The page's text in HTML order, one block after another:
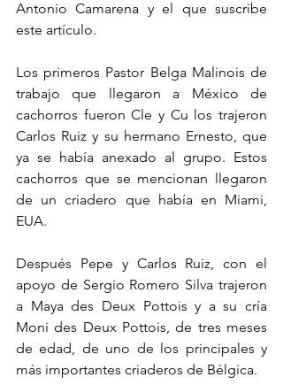
Antonio Camarena y el que suscribe
este artículo.
Los primeros Pastor Belga Malinois de
trabajo que llegaron a México de
cachorros fueron Cle y Cu los trajeron
Carlos Ruiz y su hermano Ernesto, que
ya se había anexado al grupo. Estos
cachorros que se mencionan llegaron
de un criadero que había en Miami,
EUA.
Después Pepe y Carlos Ruiz, con el
apoyo de Sergio Romero Silva trajeron
a Maya des Deux Pottois y a su cría
Moni des Deux Pottois, de tres meses
de edad, de uno de los principales y
más importantes criaderos de Bélgica.